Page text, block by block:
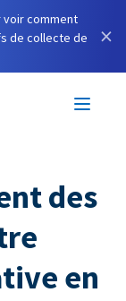
voir comment
de collecte de
×
des
en